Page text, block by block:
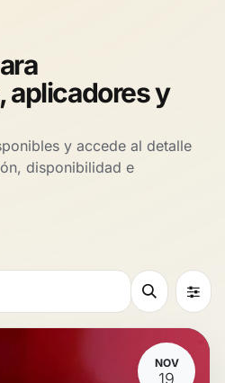
aplicadores y
y accede al detalle
disponibilidad e
NOV
19